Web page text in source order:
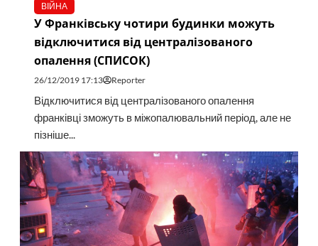
ВІЙНА
У Франківську чотири будинки можуть
відключитися від централізованого
опалення (СПИСОК)
26/12/2019 17:13 Reporter
Відключитися від централізованого опалення
франківці зможуть в міжопалювальний період, але не
пізніше...